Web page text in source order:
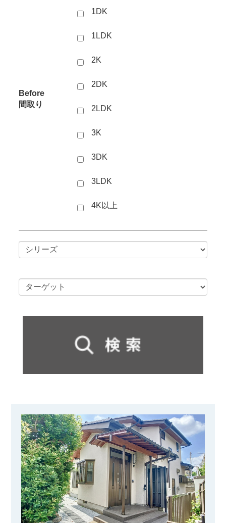
Before
間取り
1DK
1LDK
2K
2DK
2LDK
3K
3DK
3LDK
4K以上